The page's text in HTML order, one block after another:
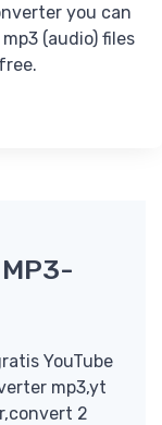
you can
(audio) files
YouTube
mp3,yt
2